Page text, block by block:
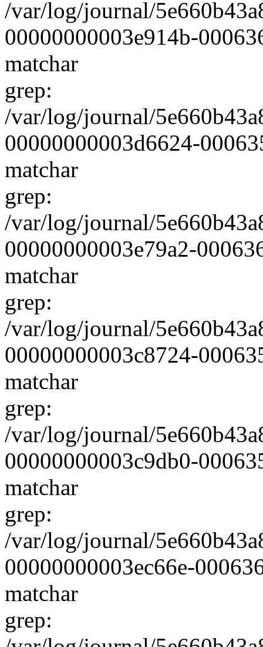
/var/log/journal/
00000000003e914b-
matchar
grep:
/var/log/journal/
00000000003d6624-
matchar
grep:
/var/log/journal/
00000000003e79a2-
matchar
grep:
/var/log/journal/
00000000003c8724-
matchar
grep:
/var/log/journal/
00000000003c9db0-
matchar
grep:
/var/log/journal/
00000000003ec66e-
matchar
grep: